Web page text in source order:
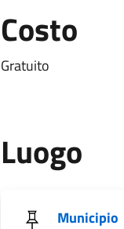
Costo
Gratuito
Luogo
Municipio